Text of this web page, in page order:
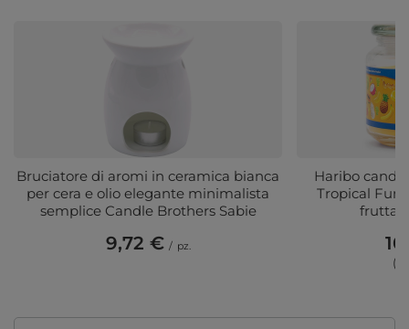
Bruciatore di aromi in ceramica bianca
per cera e olio elegante minimalista
semplice Candle Brothers Sabie
9,72 € / pz.
Haribo
Tropical Fun
frutta